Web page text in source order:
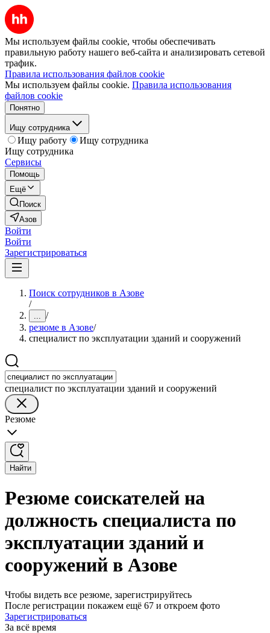
Мы используем файлы cookie, чтобы обеспечивать
правильную работу нашего веб-сайта и анализировать сетевой
трафик.
Правила использования файлов cookie
Мы используем файлы cookie. Правила использования
файлов cookie
Понятно
Ищу сотрудника
Ищу работу
Ищу сотрудника
Ищу сотрудника
Сервисы
Помощь
Ещё
Поиск
Азов
Войти
Войти
Зарегистрироваться
Поиск сотрудников в Азове
/
... /
резюме в Азове/
специалист по эксплуатации зданий и сооружений
специалист по эксплуатации зданий и сооружений
Резюме
Найти
Резюме соискателей на
должность специалиста по
эксплуатации зданий и
сооружений в Азове
Чтобы видеть все резюме, зарегистрируйтесь
После регистрации покажем ещё 67 и откроем фото
Зарегистрироваться
За всё время